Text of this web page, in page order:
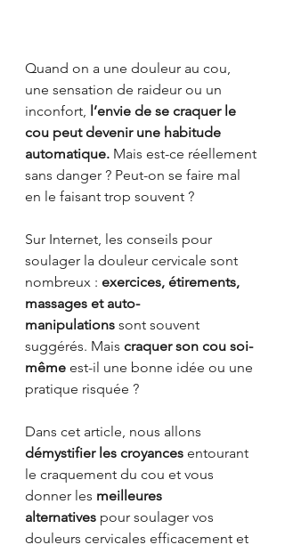
Quand on a une douleur au cou,
une sensation de raideur ou un
inconfort, l’envie de se craquer le
cou peut devenir une habitude
automatique. Mais est-ce réellement
sans danger ? Peut-on se faire mal
en le faisant trop souvent ?
Sur Internet, les conseils pour
soulager la douleur cervicale sont
nombreux : exercices, étirements,
massages et auto-
manipulations sont souvent
suggérés. Mais craquer son cou soi-
même est-il une bonne idée ou une
pratique risquée ?
Dans cet article, nous allons
démystifier les croyances entourant
le craquement du cou et vous
donner les meilleures
alternatives pour soulager vos
douleurs cervicales efficacement et